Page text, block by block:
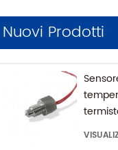
Nuovi Prodotti